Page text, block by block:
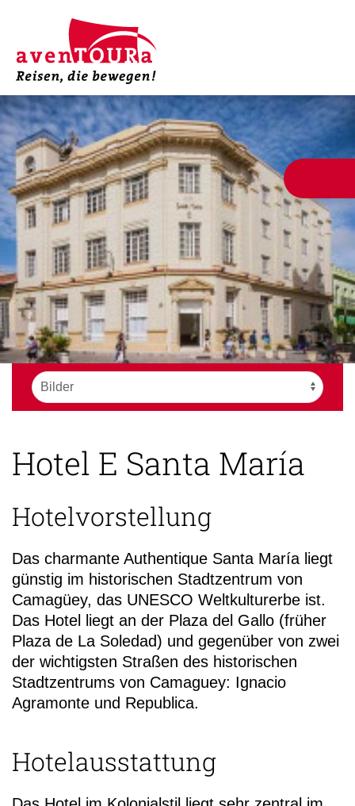
Hotel E Santa María
Hotelvorstellung
Das charmante Authentique Santa María liegt
günstig im historischen Stadtzentrum von
Camagüey, das UNESCO Weltkulturerbe ist.
Das Hotel liegt an der Plaza del Gallo (früher
Plaza de La Soledad) und gegenüber von zwei
der wichtigsten Straßen des historischen
Stadtzentrums von Camaguey: Ignacio
Agramonte und Republica.
Hotelausstattung